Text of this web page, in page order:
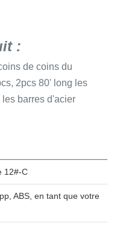
:
de coins du
2pcs 80' long les
les barres d'acier
12#-C
ABS, en tant que votre